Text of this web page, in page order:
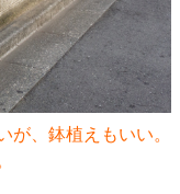
が、鉢植えもいい。